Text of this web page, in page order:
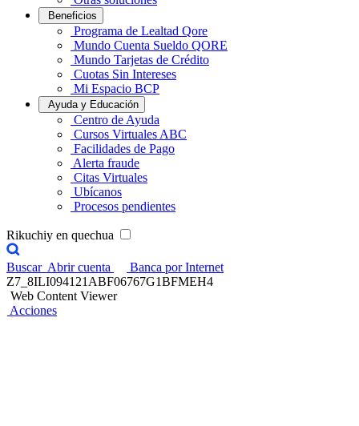
Beneficios
Programa de Lealtad Qore
Mundo Cuenta Sueldo QORE
Mundo Tarjetas de Crédito
Cuotas Sin Intereses
Mi Espacio BCP
Ayuda y Educación
Centro de Ayuda
Cursos Virtuales ABC
Facilidades de Pago
Alerta fraude
Citas Virtuales
Ubícanos
Procesos pendientes
Rikuchiy en quechua
Buscar Abrir cuenta
Banca por Internet
Z7_8ILI094121ABF06767G1BFMEH4
Web Content Viewer
Acciones